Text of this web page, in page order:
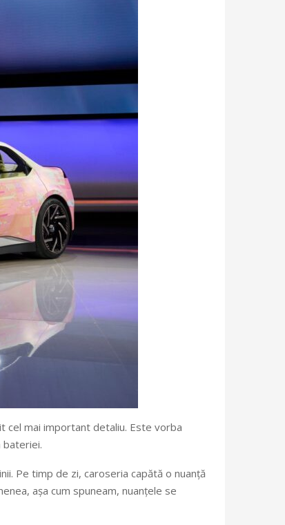
cel mai important detaliu. Este vorba
bateriei.
Pe timp de zi, caroseria capătă o nuanță
așa cum spuneam, nuanțele se